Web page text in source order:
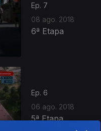
Ep. 7
08 ago. 2018
6ª Etapa
Ep. 6
06 ago. 2018
5ª Etapa